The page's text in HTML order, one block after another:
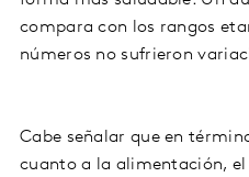
compara con los rangos
números no sufrieron
Cabe señalar que en
cuanto a la alimentación, el